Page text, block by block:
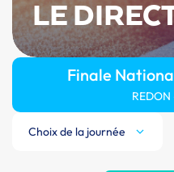
LE
Finale
Choix de la journée